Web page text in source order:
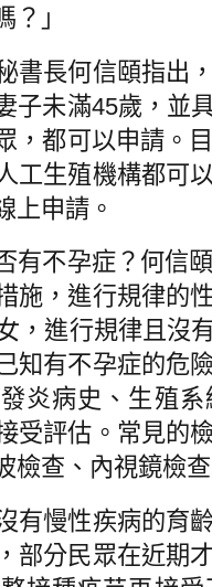
？」
書長何信頤指出
子未滿45歲，並
，都可以申請。
工生殖機構都可
上申請。
有不孕症？何信
施，進行規律的
，進行規律且沒
知有不孕症的危
炎病史、生殖
受評估。常見的
檢查、內視鏡檢
有慢性疾病的育
部分民眾在近期